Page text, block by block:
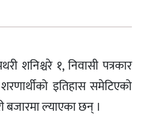
शनिश्चरे १, निवासी पत्रकार
इतिहास समेटिएको
ल्याएका छन् ।